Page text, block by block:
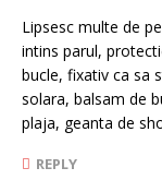
Lipsesc multe de
intins parul,
bucle, fixativ ca sa
solara, balsam de
plaja, geanta de
REPLY